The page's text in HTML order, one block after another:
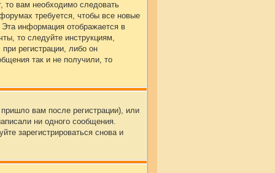
то вам необходимо следовать
требуется, чтобы все новые
Эта информация отображается в
то следуйте инструкциям,
регистрации, либо он
так и не получили, то
вам после регистрации), или
ни одного сообщения.
зарегистрироваться снова и